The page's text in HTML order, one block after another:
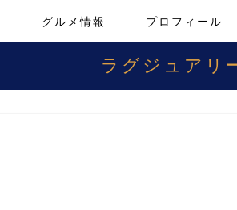
グルメ情報 プロフィール
ラグジュアリ